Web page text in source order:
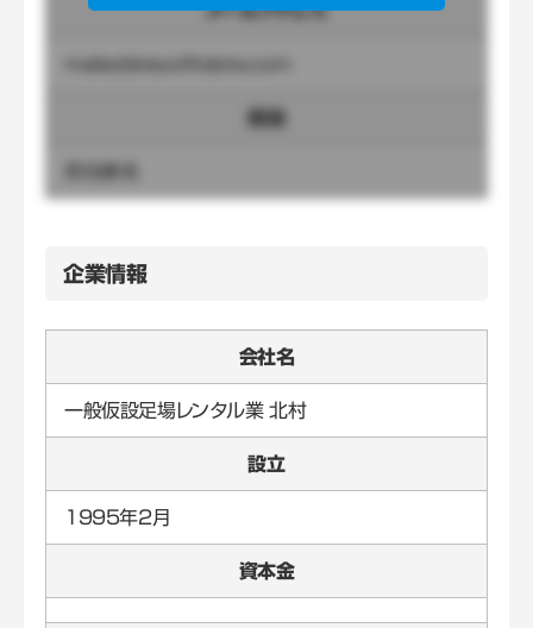
メールアドレス
企業情報
会社名
一般仮設足場レンタル業 北村
設立
1995年2月
資本金